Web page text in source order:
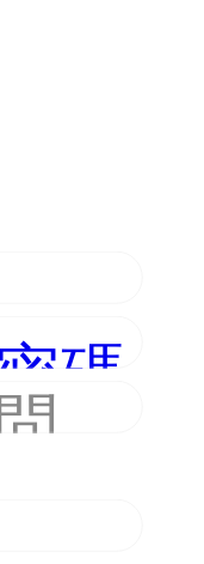
碼